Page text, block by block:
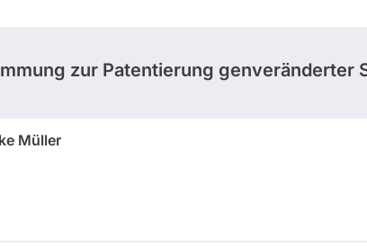
zur Patentierung genveränderter
Müller